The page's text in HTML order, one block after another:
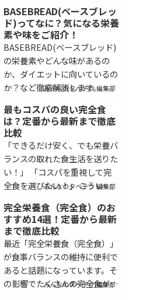
らっしゃると思います。完全食
とは健康を維持するために必要
な栄養素をすべて含んだ食品の
こと...
BASEBREAD(ベースブレッ
ド)ってなに？気になる栄養
素や味をご紹介！
BASEBREAD(ベースブレッド)
の栄養素やどんな味があるの
か、ダイエットに向いているの
か？など徹底解説します。
みんなのタベテク 編集部
最もコスパの良い完全食
は？定番から最新まで徹底
比較
「できるだけ安く、でも栄養バ
ランスの取れた食生活を送りた
い！」 「コスパを重視して完
全食を選びたい！」 こういっ
しゃるのではないでしょうか。
毎日する食事だからこそ、栄養
バランスを気遣いながらも...
みんなのタベテク 編集部
完全栄養食（完全食）のお
すすめ14選！定番から最新
まで徹底比較
最近「完全栄養食（完全食）」
が食事バランスの維持に便利で
あると話題になっています。そ
の影響でたくさんの完全食が販
みんなのタベテク 編集部